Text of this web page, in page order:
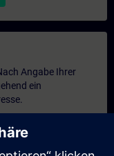
Angabe Ihrer
ein